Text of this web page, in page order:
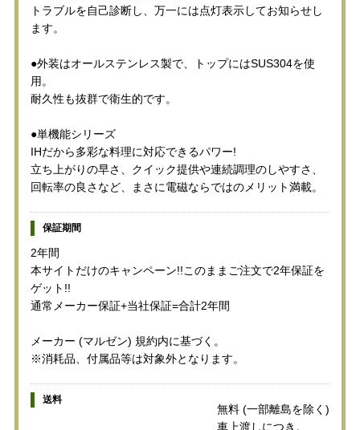
トラブルを自己診断し、万一には点灯表示してお知らせし
ます。
●外装はオールステンレス製で、トップにはSUS304を使
用。
耐久性も抜群で衛生的です。
●単機能シリーズ
IHだから多彩な料理に対応できるパワー!
立ち上がりの早さ、クイック提供や連続調理のしやすさ、
回転率の良さなど、まさに電磁ならではのメリット満載。
保証期間
2年間
本サイトだけのキャンペーン!!このままご注文で2年保証を
ゲット!!
通常メーカー保証+当社保証=合計2年間
メーカー (マルゼン) 規約内に基づく。
※消耗品、付属品等は対象外となります。
送料
無料 (一部離島を除く)
車上渡しにつき。